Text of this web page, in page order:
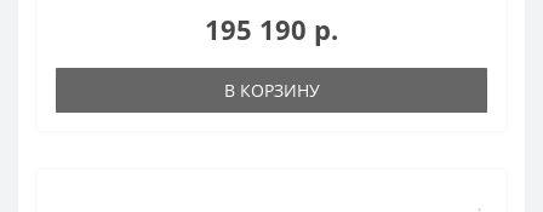
195 190 р.
В КОРЗИНУ